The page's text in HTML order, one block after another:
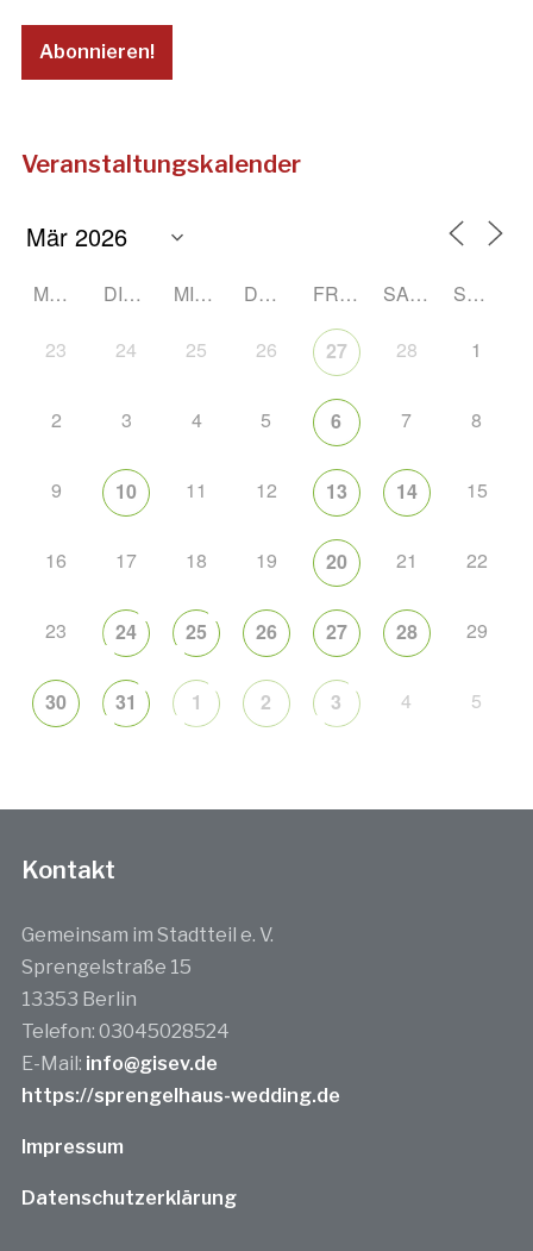
Veranstaltungskalender
MONTAG DIENSTAG MITTWOCH DONNERSTAG FREITAG SAMSTAG SONNTAG
23 24 25 26 27 28 1
2 3 4 5 6 7 8
9 10 11 12 13 14 15
16 17 18 19 20 21 22
23 24 25 26 27 28 29
30 31 1 2 3 4 5
Kontakt
Gemeinsam im Stadtteil e. V.
Sprengelstraße 15
13353 Berlin
Telefon: 03045028524
E-Mail: info@gisev.de
https://sprengelhaus-wedding.de
Impressum
Datenschutzerklärung